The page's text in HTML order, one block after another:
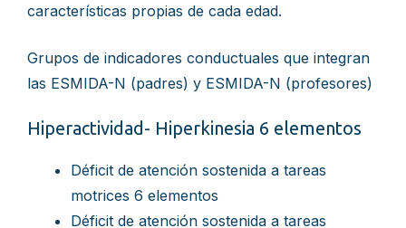
características propias de cada edad.
Grupos de indicadores conductuales que integran
las ESMIDA-N (padres) y ESMIDA-N (profesores)
Hiperactividad- Hiperkinesia 6 elementos
Déficit de atención sostenida a tareas
motrices 6 elementos
Déficit de atención sostenida a tareas